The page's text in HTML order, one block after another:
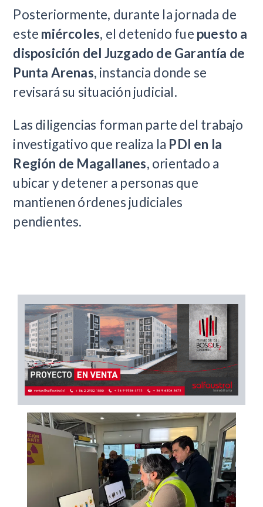
Posteriormente, durante la jornada de
este miércoles, el detenido fue puesto a
disposición del Juzgado de Garantía de
Punta Arenas, instancia donde se
revisará su situación judicial.
Las diligencias forman parte del trabajo
investigativo que realiza la PDI en la
Región de Magallanes, orientado a
ubicar y detener a personas que
mantienen órdenes judiciales
pendientes.